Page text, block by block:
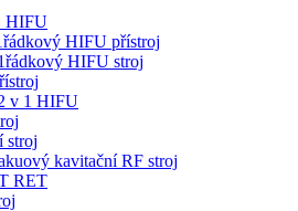
HIFU
HIFU přístroj
HIFU stroj
v 1 HIFU
stroj
kavitační RF stroj
RET